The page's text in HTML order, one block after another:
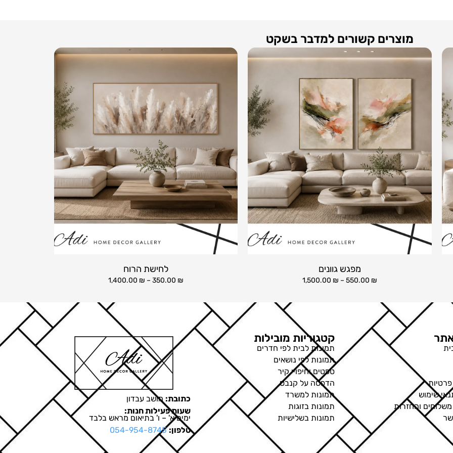
מוצרים קשורים למדבר בשקט
מפגש גוונים
550.00 ₪
–
1,500.00 ₪
לחישת הרוח
350.00 ₪
–
1,400.00 ₪
פרטיות
שימוש
משלוחים והחזרות
קטגוריות מובילות
תמונות לבית לפי חדרים
תמונות לפי נושאים
טפטים וחיפויי קיר
הדפסה על קנבס
תמונות למשרד
תמונות בזוגות
תמונות בשלישיות
כתובת: מושב עבדון
שעות פעילות חנות:
ימים א' – ו' בתיאום מראש בלבד
טלפון: 054-954-8745